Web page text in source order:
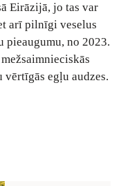
Eirāzijā, jo tas var
arī pilnīgi veselus
pieaugumu, no 2023.
egļu audzes.